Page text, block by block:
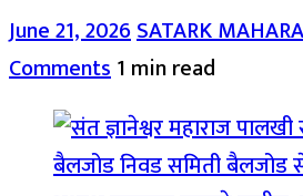
June 21, 2026SATARK
Comments1 min read